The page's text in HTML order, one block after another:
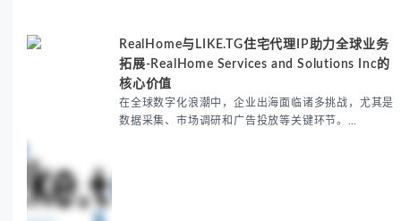
RealHome与LIKE.TG住宅代理IP助力全球业务
拓展-RealHome Services and Solutions Inc的
核心价值
在全球数字化浪潮中，企业出海面临诸多挑战，尤其是
数据采集、市场调研和广告投放等关键环节。